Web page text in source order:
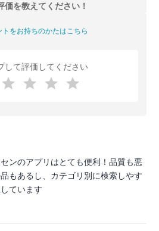
価を教えてください！
トをお持ちのかたはこちら
して評価してください
ンのアプリはとても便利！品質も悪
もあるし、カテゴリ別に検索しやす
ています